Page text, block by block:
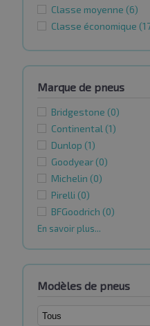
Classe moyenne (6)
Classe économique
Marque de pneus
Bridgestone (0)
Continental (1)
Dunlop (1)
Goodyear (0)
Michelin (0)
Pirelli (0)
BFGoodrich (0)
En savoir plus...
Modèles de pneus